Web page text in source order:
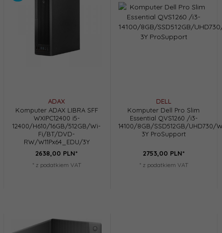
ADAX
Komputer ADAX LIBRA SFF
WXIPC12400 i5-
12400/H610/16GB/512GB/Wi-
Fi/BT/DVD-
RW/W11Px64_EDU/3Y
2638,00 PLN*
* z podatkiem VAT
DELL
Komputer Dell Pro Slim
Essential QVS1260 /i3-
14100/8GB/SSD512GB/UHD730/
3Y ProSupport
2753,00 PLN*
* z podatkiem VAT